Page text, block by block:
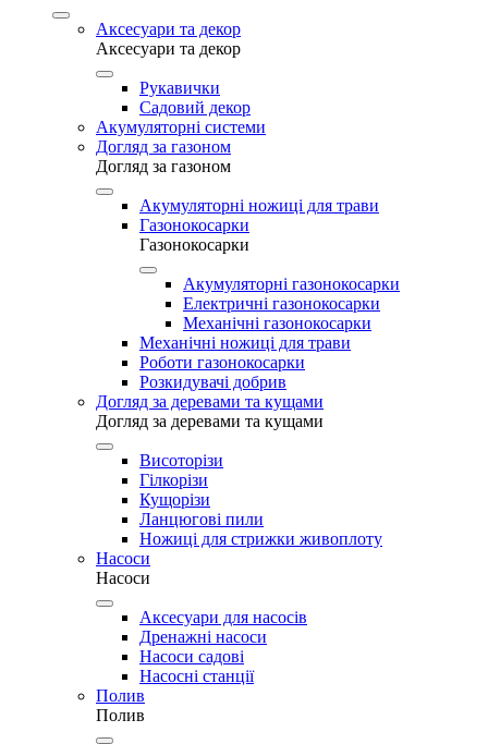
Аксесуари та декор
Аксесуари та декор
Рукавички
Садовий декор
Акумуляторні системи
Догляд за газоном
Догляд за газоном
Акумуляторні ножиці для трави
Газонокосарки
Газонокосарки
Акумуляторні газонокосарки
Електричні газонокосарки
Механічні газонокосарки
Механічні ножиці для трави
Роботи газонокосарки
Розкидувачі добрив
Догляд за деревами та кущами
Догляд за деревами та кущами
Висоторізи
Гілкорізи
Кущорізи
Ланцюгові пили
Ножиці для стрижки живоплоту
Насоси
Насоси
Аксесуари для насосів
Дренажні насоси
Насоси садові
Насосні станції
Полив
Полив